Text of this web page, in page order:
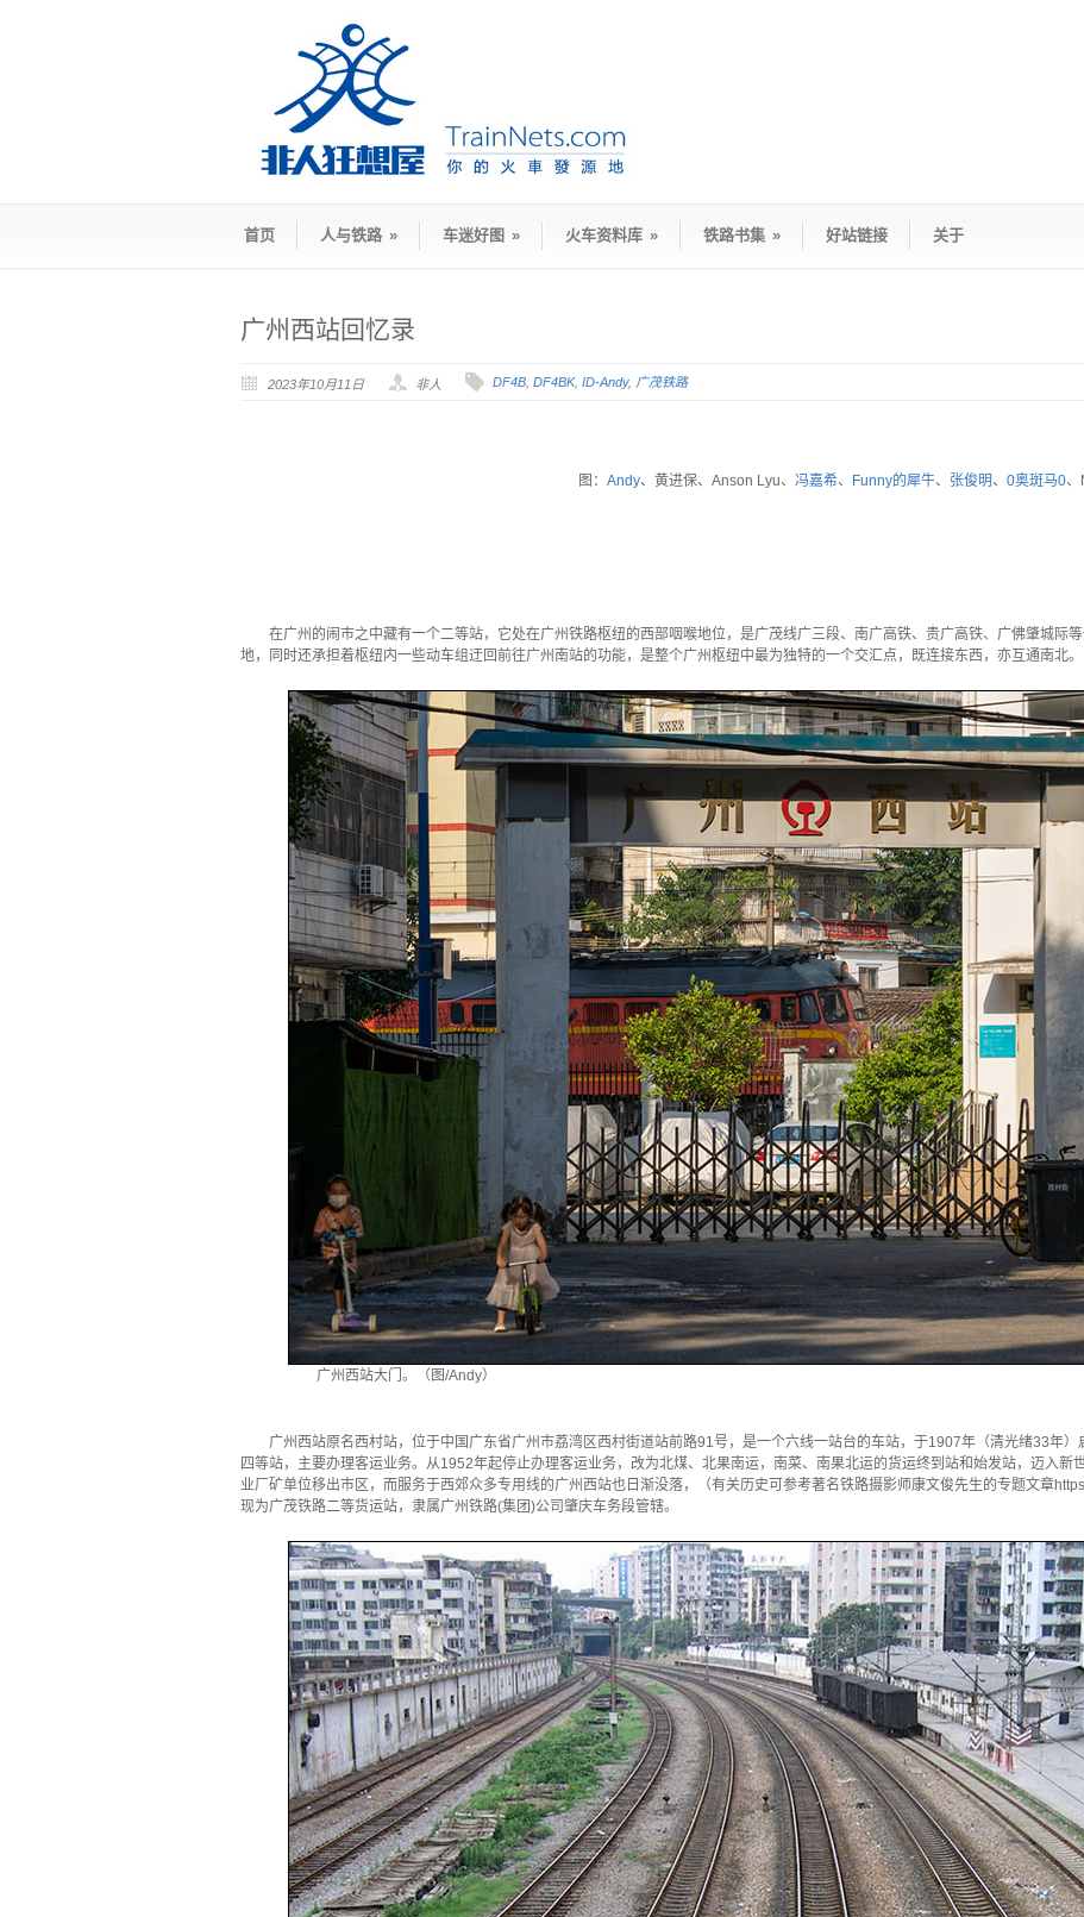
首页 人与铁路 » 车迷好图 » 火车资料库 » 铁路书集 » 好站链接 关于
广州西站回忆录
2023年10月11日 非人 DF4B DF4BK, ID-Andy, 广茂铁路
图： Andy、黄进保、Anson Lyu、 冯嘉希、 Funny的犀牛、 张俊明、 0奥斑马0、
在广州的闹市之中藏有一个二等站，它处在广州铁路枢纽的西部咽喉地位，是广茂线广三段、南广高铁、贵广高铁、广佛肇城际
地，同时还承担着枢纽内一些动车组迂回前往广州南站的功能，是整个广州枢纽中最为独特的一个交汇点，既连接东西，亦互通南北。
广州西站大门。（图/Andy）
广州西站原名西村站，位于中国广东省广州市荔湾区西村街道站前路91号，是一个六线一站台的车站，于1907年（清光绪33年
四等站，主要办理客运业务。从1952年起停止办理客运业务，改为北煤、北果南运，南菜、南果北运的货运终到站和始发站，迈入新
业厂矿单位移出市区，而服务于西郊众多专用线的广州西站也日渐没落，（有关历史可参考著名铁路摄影师康文俊先生的专题文章
现为广茂铁路二等货运站，隶属广州铁路(集团)公司肇庆车务段管辖。